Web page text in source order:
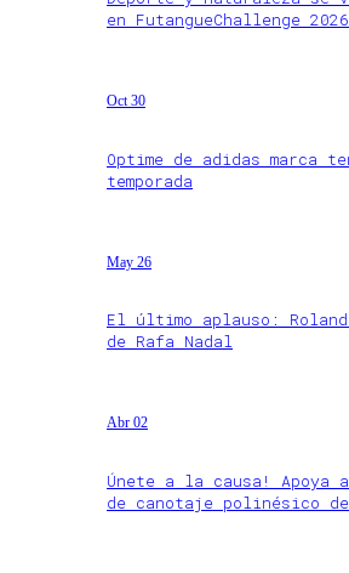
en FutangueChallenge 2026
Oct 30
Optime de adidas marca
temporada
May 26
El último aplauso:
de Rafa Nadal
Abr 02
Únete a la causa! Apoya
de canotaje polinésico